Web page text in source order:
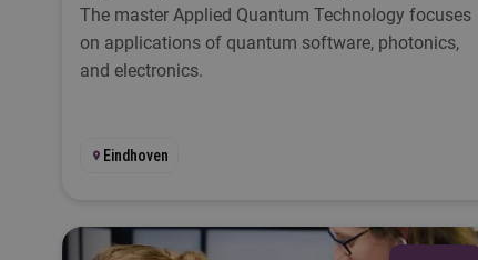
The master Applied Quantum Technology focuses
on applications of quantum software, photonics,
and electronics.
Eindhoven